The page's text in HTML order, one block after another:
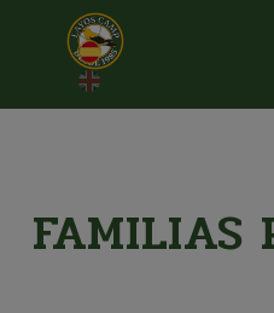
Pasar al contenido principal
FAMILIAS